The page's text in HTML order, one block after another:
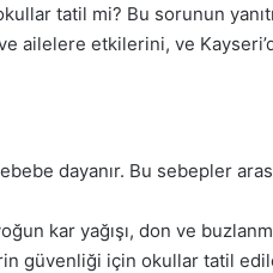
tatil mi? Bu sorunun
ailelere etkilerini, ve
dayanır. Bu sebepler
kar yağışı, don ve
güvenliği için okullar tatil